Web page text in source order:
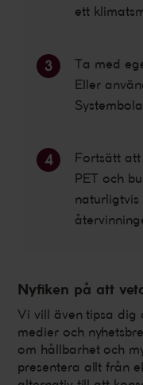
ett
Ta med
Eller
Fortsätt
PET och
Nyfiken på att
Vi vill även tipsa dig
medier och
om hållbarhet och
presentera allt från